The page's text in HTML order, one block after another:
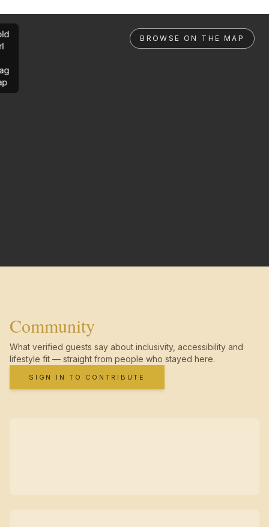
BROWSE ON THE MAP
Community
What verified guests say about inclusivity, accessibility and
lifestyle fit — straight from people who stayed here.
SIGN IN TO CONTRIBUTE